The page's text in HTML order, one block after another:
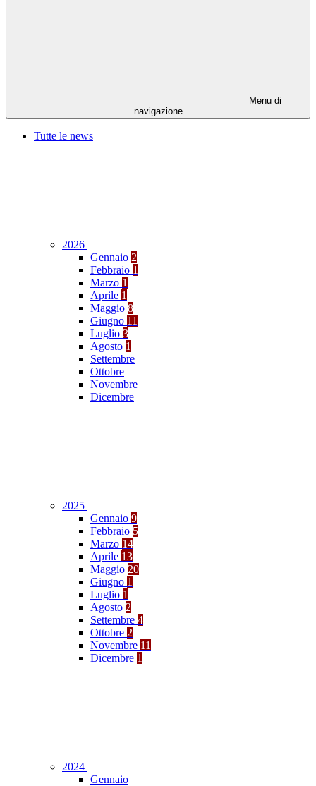
Menu di
navigazione
Tutte le news
2026
Gennaio 2
Febbraio 1
Marzo 1
Aprile 1
Maggio 8
Giugno 11
Luglio 3
Agosto 1
Settembre
Ottobre
Novembre
Dicembre
2025
Gennaio 9
Febbraio 5
Marzo 14
Aprile 13
Maggio 20
Giugno 1
Luglio 1
Agosto 2
Settembre 4
Ottobre 2
Novembre 11
Dicembre 1
2024
Gennaio